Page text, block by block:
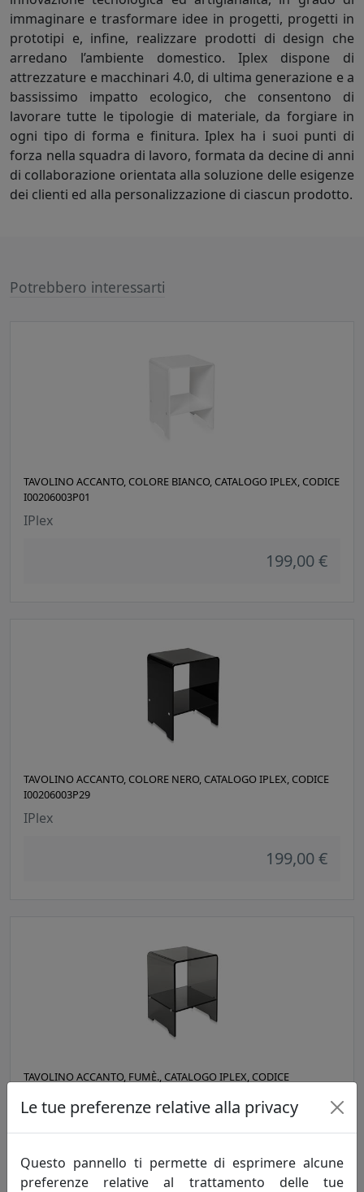
immaginare e trasformare idee in progetti, progetti in
prototipi e, infine, realizzare prodotti di design che
arredano l’ambiente domestico. Iplex dispone di
attrezzature e macchinari 4.0, di ultima generazione e a
bassissimo impatto ecologico, che consentono di
lavorare tutte le tipologie di materiale, da forgiare in
ogni tipo di forma e finitura. Iplex ha i suoi punti di
forza nella squadra di lavoro, formata da decine di anni
di collaborazione orientata alla soluzione delle esigenze
dei clienti ed alla personalizzazione di ciascun prodotto.
Potrebbero interessarti
TAVOLINO ACCANTO, COLORE BIANCO, CATALOGO IPLEX, CODICE
I00206003P01
IPlex
199,00 €
TAVOLINO ACCANTO, COLORE NERO, CATALOGO IPLEX, CODICE
I00206003P29
IPlex
199,00 €
TAVOLINO ACCANTO, FUMÈ., CATALOGO IPLEX, CODICE
IPlex
199,00 €
Le tue preferenze relative alla privacy
Questo pannello ti permette di esprimere alcune
preferenze relative al trattamento delle tue